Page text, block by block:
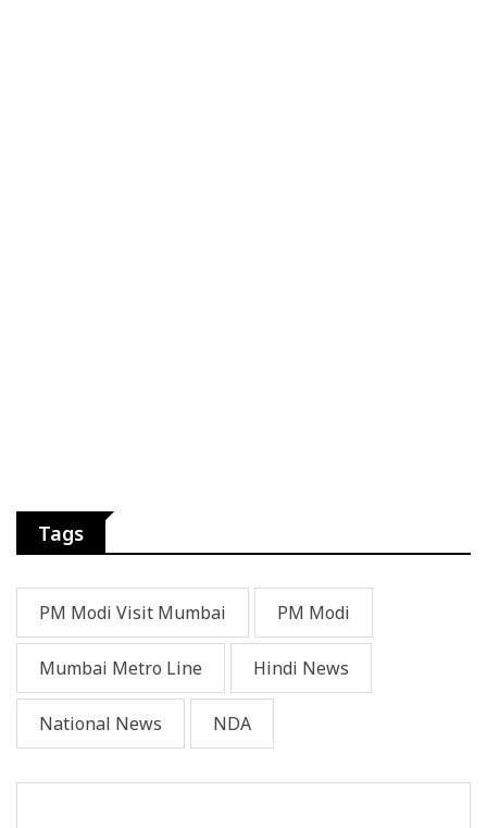
Tags
PM Modi Visit Mumbai PM Modi
Mumbai Metro Line Hindi News
National News NDA